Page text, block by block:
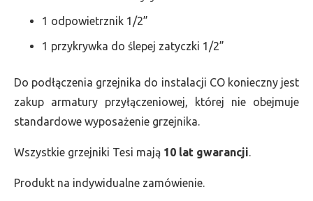
1 odpowietrznik 1/2”
1 przykrywka do ślepej zatyczki 1/2”
Do podłączenia grzejnika do instalacji CO konieczny jest
zakup armatury przyłączeniowej, której nie obejmuje
standardowe wyposażenie grzejnika.
Wszystkie grzejniki Tesi mają 10 lat gwarancji.
Produkt na indywidualne zamówienie.